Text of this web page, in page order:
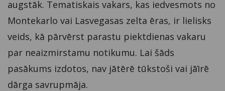
augstāk. Tematiskais vakars, kas iedvesmots no
Montekarlo vai Lasvegasas zelta ēras, ir lielisks
veids, kā pārvērst parastu piektdienas vakaru
par neaizmirstamu notikumu. Lai šāds
pasākums izdotos, nav jātērē tūkstoši vai jāīrē
dārga savrupmāja.